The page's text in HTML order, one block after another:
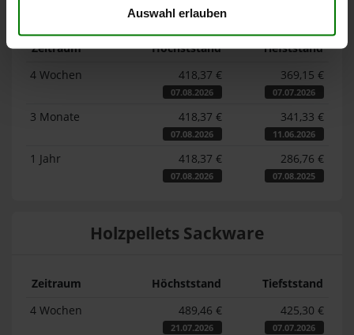
Auswahl erlauben
Zeitraum Höchststand
Tiefststand
4 Wochen
418,37 €
07.08.2026
369,15 €
07.07.2026
3 Monate 418,37 €
07.08.2026
341,33 €
11.06.2026
1 Jahr 418,37 €
07.08.2026
286,76 €
07.08.2025
Holzpellets Sackware
Zeitraum Höchststand
Tiefststand
4 Wochen
489,46 €
21.07.2026
425,30 €
07.07.2026